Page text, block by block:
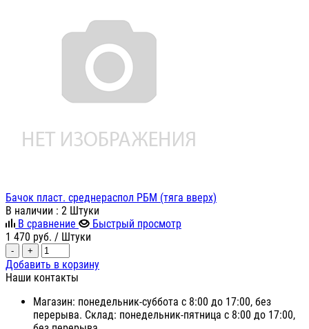
Бачок пласт. среднераспол РБМ (тяга вверх)
В наличии : 2 Штуки
В сравнение
Быстрый просмотр
1 470 руб. / Штуки
- +
Добавить в корзину
Наши контакты
Магазин: понедельник-суббота с 8:00 до 17:00, без
перерыва. Склад: понедельник-пятница с 8:00 до 17:00,